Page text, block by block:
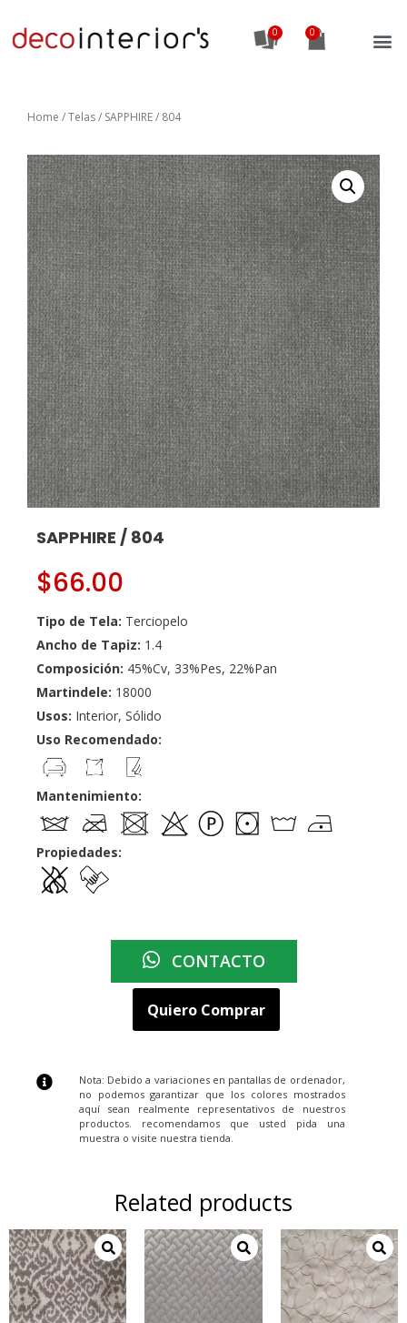
0
Home /Telas/ SAPPHIRE / 804
SAPPHIRE / 804
$66.00
Tipo de Tela: Terciopelo
Ancho de Tapiz: 1.4
Composición: 45%Cv, 33%Pes, 22%Pan
Martindele: 18000
Usos: Interior, Sólido
Uso Recomendado:
Mantenimiento:
Propiedades:
CONTACTO
Quiero Comprar
Nota: Debido a variaciones en pantallas de ordenador,
no podemos garantizar que los colores mostrados
aquí sean realmente representativos de nuestros
productos. recomendamos que usted pida una
muestra o visite nuestra tienda.
Related products